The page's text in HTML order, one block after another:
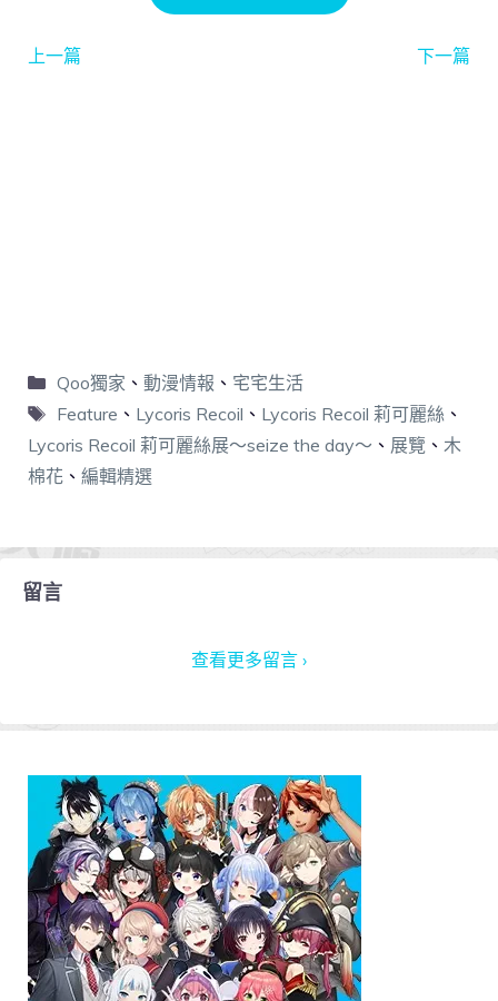
上一篇 下一篇
Qoo獨家 、 動漫情報 、 宅宅生活
Feature 、 Lycoris Recoil 、 Lycoris Recoil 莉可麗絲 、
Lycoris Recoil 莉可麗絲展～seize the day～ 、 展覽 、 木
棉花 、 編輯精選
留言
查看更多留言 ›